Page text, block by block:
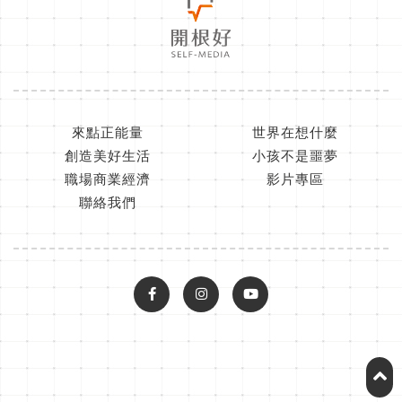
來點正能量
世界在想什麼
創造美好生活
小孩不是噩夢
職場商業經濟
影片專區
聯絡我們